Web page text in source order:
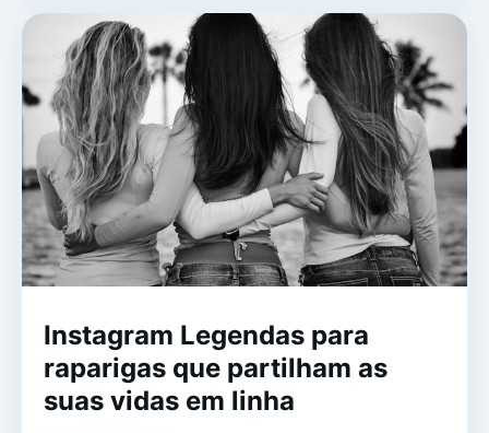
Instagram Legendas para
raparigas que partilham as
suas vidas em linha